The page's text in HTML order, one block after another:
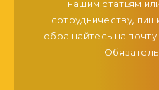
нашим статьям
сотрудничеству,
обращайтесь на